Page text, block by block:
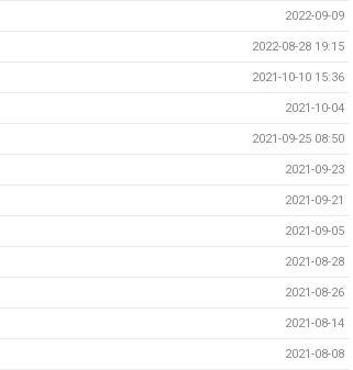
2022-09-09
2022-08-28 19:15
2021-10-10 15:36
2021-10-04
2021-09-25 08:50
2021-09-23
2021-09-21
2021-09-05
2021-08-28
2021-08-26
2021-08-14
2021-08-08